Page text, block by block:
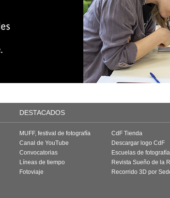
DESTACADOS
MUFF, festival de fotografía
Canal de YouTube
Convocatorias
Líneas de tiempo
Fotoviaje
CdF Tienda
Descargar logo CdF
Escuelas de fotografía
Revista Sueño de la
Recorrido 3D por